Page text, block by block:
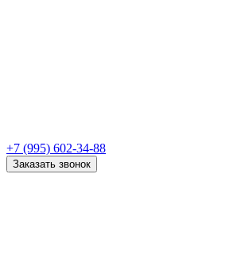
+7 (995) 602-34-88
Заказать звонок